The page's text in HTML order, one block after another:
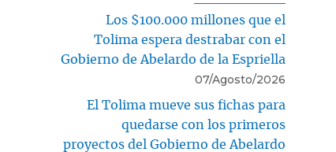
Los $100.000 millones que el
Tolima espera destrabar con el
Gobierno de Abelardo de la Espriella
07/Agosto/2026
El Tolima mueve sus fichas para
quedarse con los primeros
proyectos del Gobierno de Abelardo